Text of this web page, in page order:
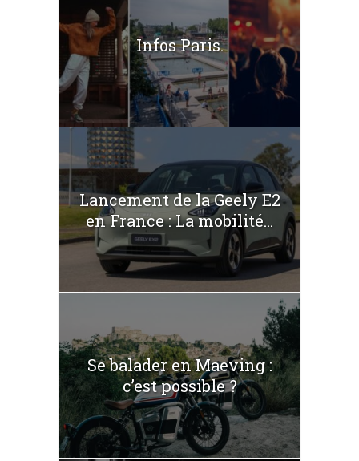
Infos Paris.
Lancement de la Geely E2
en France : La mobilité...
Se balader en Maeving :
c’est possible ?